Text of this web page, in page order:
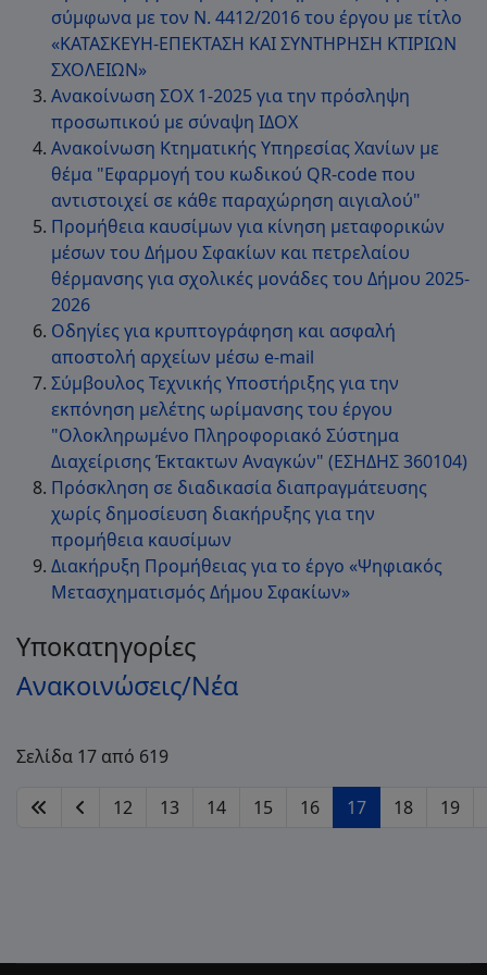
σύμφωνα με τον Ν. 4412/2016 του έργου με τίτλο
«ΚΑΤΑΣΚΕΥΗ-ΕΠΕΚΤΑΣΗ ΚAI ΣΥΝΤΗΡΗΣΗ ΚΤΙΡΙΩΝ
ΣΧΟΛΕΙΩΝ»
Ανακοίνωση ΣΟΧ 1-2025 για την πρόσληψη
προσωπικού με σύναψη ΙΔΟΧ
Ανακοίνωση Κτηματικής Υπηρεσίας Χανίων με
θέμα "Εφαρμογή του κωδικού QR-code που
αντιστοιχεί σε κάθε παραχώρηση αιγιαλού"
Προμήθεια καυσίμων για κίνηση μεταφορικών
μέσων του Δήμου Σφακίων και πετρελαίου
θέρμανσης για σχολικές μονάδες του Δήμου 2025-
2026
Οδηγίες για κρυπτογράφηση και ασφαλή
αποστολή αρχείων μέσω e-mail
Σύμβουλος Τεχνικής Υποστήριξης για την
εκπόνηση μελέτης ωρίμανσης του έργου
"Ολοκληρωμένο Πληροφοριακό Σύστημα
Διαχείρισης Έκτακτων Αναγκών" (ΕΣΗΔΗΣ 360104)
Πρόσκληση σε διαδικασία διαπραγμάτευσης
χωρίς δημοσίευση διακήρυξης για την
προμήθεια καυσίμων
Διακήρυξη Προμήθειας για το έργο «Ψηφιακός
Μετασχηματισμός Δήμου Σφακίων»
Υποκατηγορίες
Ανακοινώσεις/Νέα
Σελίδα 17 από 619
12 13 14 15 16 17 18 19